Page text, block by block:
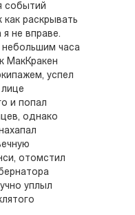
событий
как раскрывать
не вправе.
часа
МакКракен
успел
и попал
однако
отомстил
уплыл